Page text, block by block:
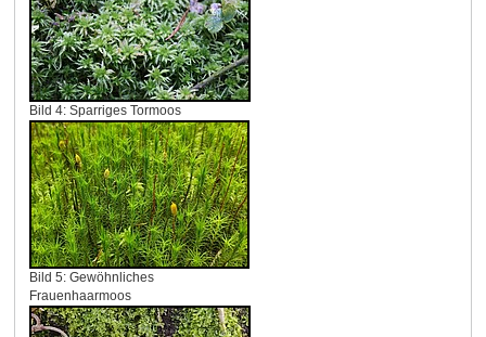
Bild 4: Sparriges Tormoos
Bild 5: Gewöhnliches
Frauenhaarmoos